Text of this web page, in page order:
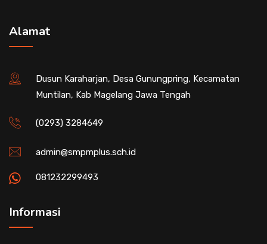
Alamat
Dusun Karaharjan, Desa Gunungpring, Kecamatan
Muntilan, Kab Magelang Jawa Tengah
(0293) 3284649
admin@smpmplus.sch.id
081232299493
Informasi